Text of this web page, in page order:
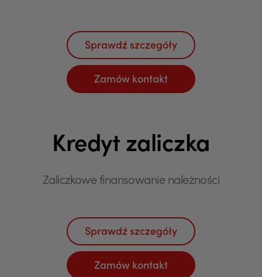
Sprawdź szczegóły
Zamów kontakt
Kredyt zaliczka
Zaliczkowe finansowanie należności
Sprawdź szczegóły
Zamów kontakt